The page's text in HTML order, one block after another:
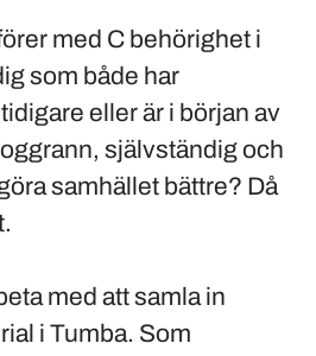
med C behörighet i
som både har
eller är i början av
självständig och
samhället bättre? Då
med att samla in
i Tumba. Som